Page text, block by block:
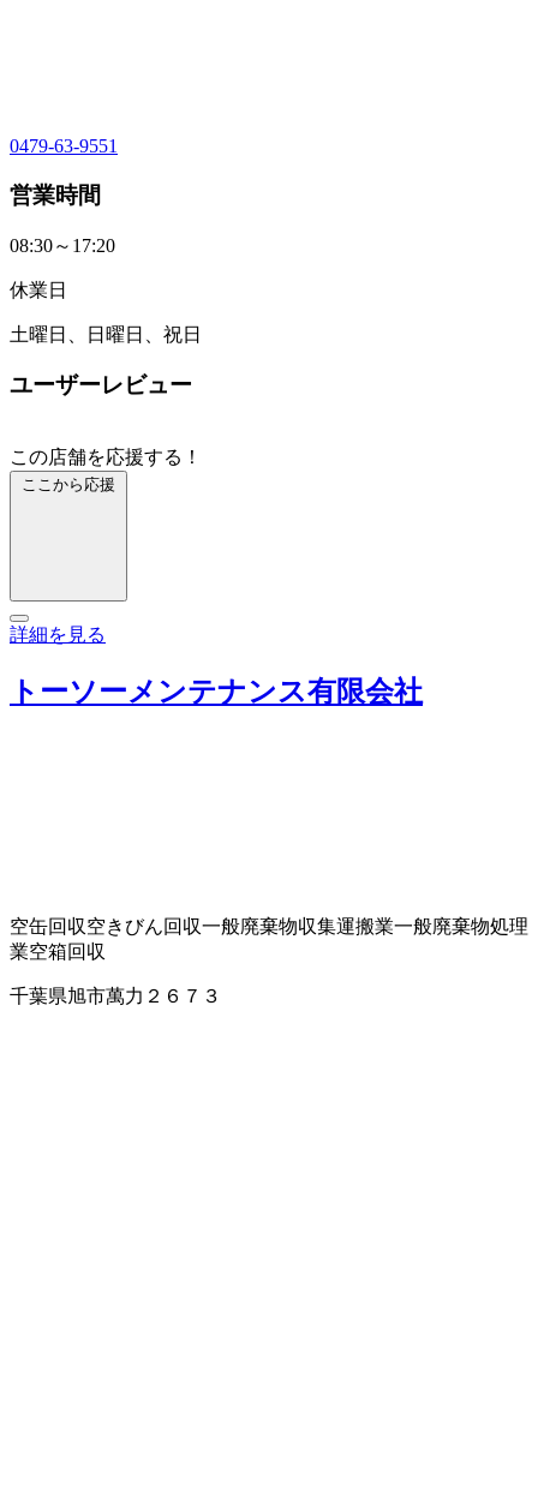
0479-63-9551
営業時間
08:30～17:20
休業日
土曜日、日曜日、祝日
ユーザーレビュー
この店舗を応援する！
ここから応援
詳細を見る
トーソーメンテナンス有限会社
空缶回収空きびん回収一般廃棄物収集運搬業一般廃棄物処理
業空箱回収
千葉県旭市萬力２６７３